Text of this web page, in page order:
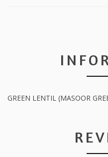
GREEN LENTIL (MASOOR